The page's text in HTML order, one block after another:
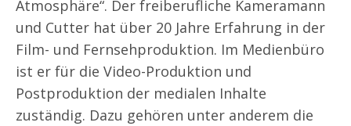
Atmosphäre“. Der freiberufliche Kameramann
und Cutter hat über 20 Jahre Erfahrung in der
Film- und Fernsehproduktion. Im Medienbüro
ist er für die Video-Produktion und
Postproduktion der medialen Inhalte
zuständig. Dazu gehören unter anderem die